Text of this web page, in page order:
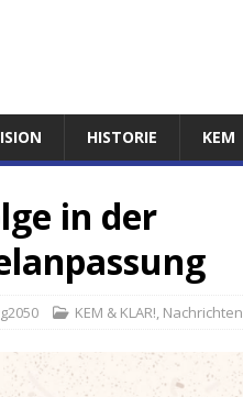
HISTORIE KEM
in der
KEM & KLAR!, Nachrichten